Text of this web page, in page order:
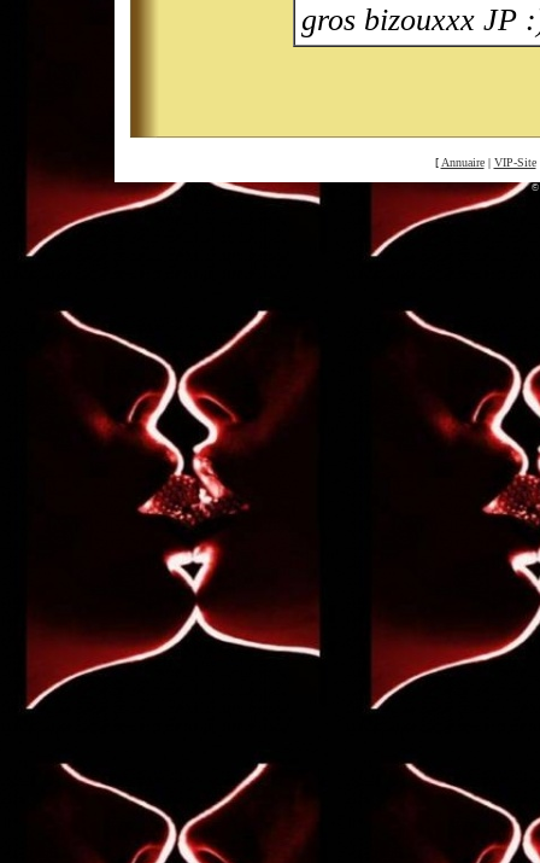
gros bizouxxx JP
[ Annuaire| VIP-Site
©